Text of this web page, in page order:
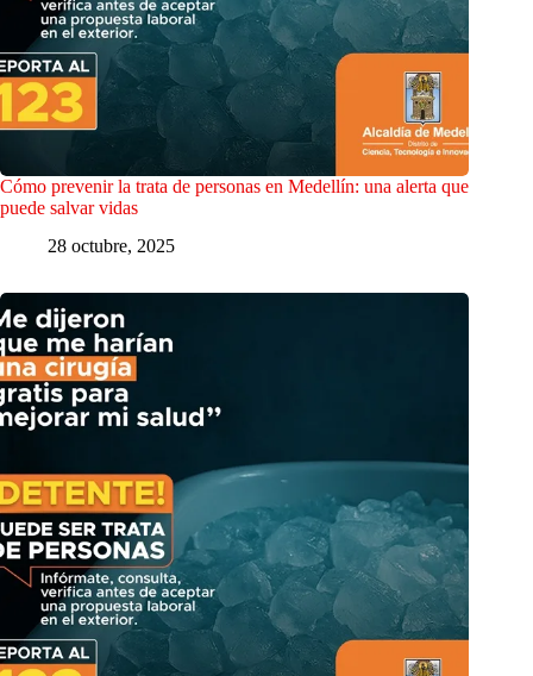
Cómo prevenir la trata de personas en Medellín: una alerta que
puede salvar vidas
28 octubre, 2025